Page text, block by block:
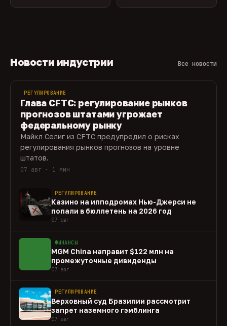
Новости индустрии Все новости
РЕГУЛИРОВАНИЕ
Глава CFTC: регулирование рынков
прогнозов штатами угрожает
федеральному рынку
Майкл Селиг из CFTC предупредил о рисках
регулирования рынков прогнозов на уровне
штатов.
07 авг · 1 мин
РЕГУЛИРОВАНИЕ
Казино на ипподромах Нью-Джерси не
попали в бюллетень на 2026 год
07 авг
ФИНАНСЫ
MGM China направит $122 млн на
промежуточные дивиденды
07 авг
РЕГУЛИРОВАНИЕ
Верховный суд Бразилии рассмотрит
запрет наземного гэмблинга
07 авг